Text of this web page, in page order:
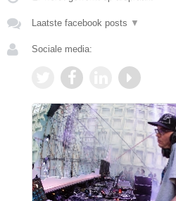
Laatste facebook posts ▼
Sociale media: